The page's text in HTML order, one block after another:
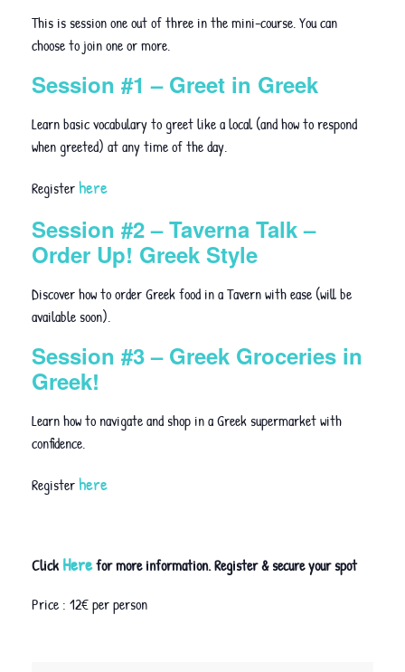
This is session one out of three in the mini-course. You can
choose to join one or more.
Session #1 – Greet in Greek
Learn basic vocabulary to greet like a local (and how to respond
when greeted) at any time of the day.
Registerhere
Session #2 – Taverna Talk –
Order Up! Greek Style
Discover how to order Greek food in a Tavern with ease (will be
available soon).
Session #3 – Greek Groceries in
Greek!
Learn how to navigate and shop in a Greek supermarket with
confidence.
Registerhere
Click Herefor more information. Register & secure your spot
Price : 12€ per person